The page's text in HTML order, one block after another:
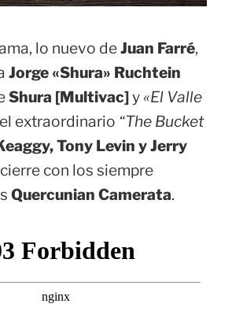
lo nuevo deJuan Farré,
Jorge «Shura» Ruchtein
Shura [Multivac]y «El Valle
extraordinario “The Bucket
Tony Levin y Jerry
cierre con los siempre
Quercunian Camerata.